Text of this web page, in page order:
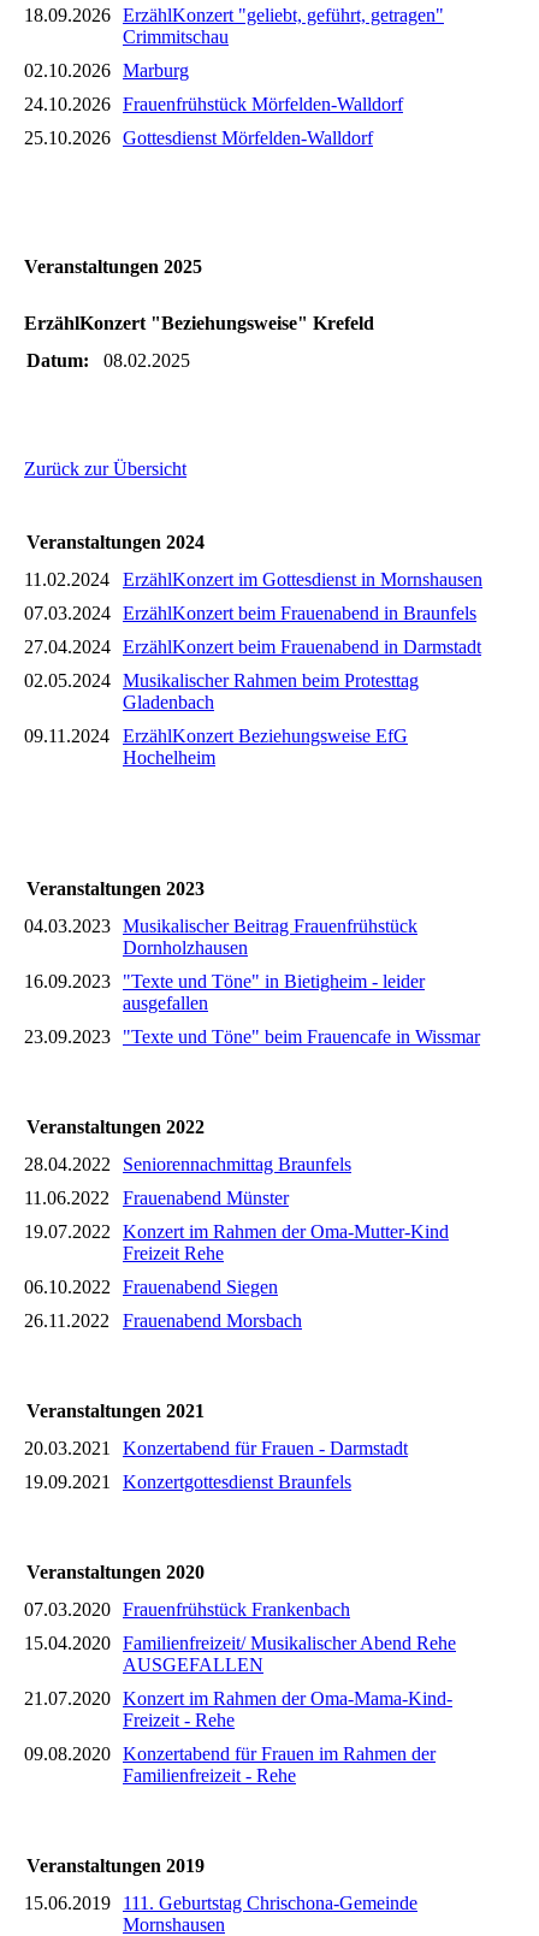
18.09.2026 ErzählKonzert "geliebt, geführt, getragen"
Crimmitschau
02.10.2026 Marburg
24.10.2026 Frauenfrühstück Mörfelden-Walldorf
25.10.2026 Gottesdienst Mörfelden-Walldorf
Veranstaltungen 2025
ErzählKonzert "Beziehungsweise" Krefeld
Datum:
08.02.2025
Zurück zur Übersicht
Veranstaltungen 2024
11.02.2024
ErzählKonzert im Gottesdienst in Mornshausen
07.03.2024 ErzählKonzert beim Frauenabend in Braunfels
27.04.2024 ErzählKonzert beim Frauenabend in Darmstadt
02.05.2024 Musikalischer Rahmen beim Protesttag
Gladenbach
09.11.2024
ErzählKonzert Beziehungsweise EfG
Hochelheim
Veranstaltungen 2023
04.03.2023 Musikalischer Beitrag Frauenfrühstück
Dornholzhausen
16.09.2023
"Texte und Töne" in Bietigheim - leider
ausgefallen
23.09.2023
"Texte und Töne" beim Frauencafe in Wissmar
Veranstaltungen 2022
28.04.2022
Seniorennachmittag Braunfels
11.06.2022
Frauenabend Münster
19.07.2022
Konzert im Rahmen der Oma-Mutter-Kind
Freizeit Rehe
06.10.2022
Frauenabend Siegen
26.11.2022
Frauenabend Morsbach
Veranstaltungen 2021
20.03.2021
Konzertabend für Frauen - Darmstadt
19.09.2021
Konzertgottesdienst Braunfels
Veranstaltungen 2020
07.03.2020 Frauenfrühstück Frankenbach
15.04.2020 Familienfreizeit/ Musikalischer Abend Rehe
AUSGEFALLEN
21.07.2020 Konzert im Rahmen der Oma-Mama-Kind-
Freizeit - Rehe
09.08.2020 Konzertabend für Frauen im Rahmen der
Familienfreizeit - Rehe
Veranstaltungen 2019
15.06.2019
111. Geburtstag Chrischona-Gemeinde
Mornshausen